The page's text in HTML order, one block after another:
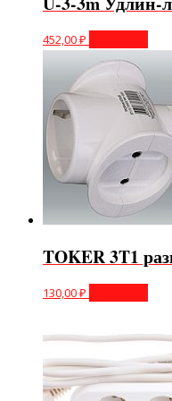
452,00₽
TOKER 3T1
130,00₽